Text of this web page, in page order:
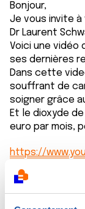
Bonjour,
Je vous invite
Dr Laurent
Voici une vidéo
ses dernières
Dans cette
souffrant de
soigner grâce
Et le dioxyde
euro par mois,
https://
Un médecin
de chlore